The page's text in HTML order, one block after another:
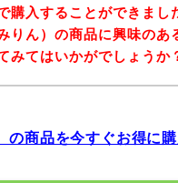
購入することができまし
りん）の商品に興味のあ
みてはいかがでしょうか
の商品を今すぐお得に